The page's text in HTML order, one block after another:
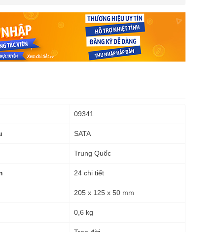
09341
SATA
Trung Quốc
24 chi tiết
205 x 125 x 50 mm
0,6 kg